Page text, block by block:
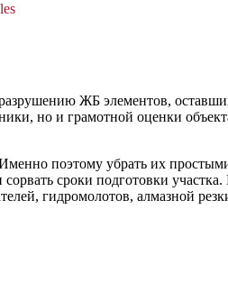
ЖБ элементов,
но и грамотной оценки
поэтому убрать их
сроки подготовки
гидромолотов, алмазной